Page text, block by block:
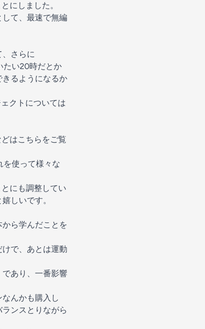
にしました。
て、最速で無編
さらに
たい20時だとか
るようになるか
クトについては
はこちらをご覧
使って様々な
にも調整してい
しいです。
ら学んだことを
で、あとは運動
あり、一番影響
なんかも購入し
ンスとりながら